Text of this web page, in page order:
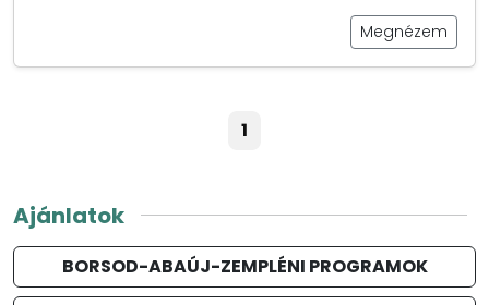
Megnézem
1
Ajánlatok
BORSOD-ABAÚJ-ZEMPLÉNI PROGRAMOK